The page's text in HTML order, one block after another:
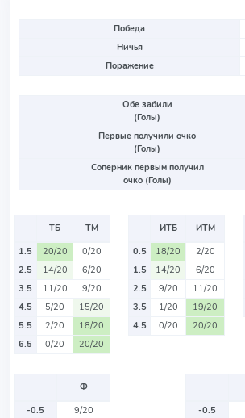
Победа
Ничья
Поражение
Обе забили
(Голы)
Первые получили очко
(Голы)
Соперник первым получил
очко (Голы)
ТБ
ТМ
1.5
20/20
0/20
2.5
14/20
6/20
3.5
11/20
9/20
4.5
5/20
15/20
5.5
2/20
18/20
6.5
0/20 20/20
ИТБ
ИТМ
0.5
18/20
2/20
1.5
14/20
6/20
2.5
9/20
11/20
3.5
1/20
19/20
4.5
0/20 20/20
Ф
-0.5
9/20
-0.5